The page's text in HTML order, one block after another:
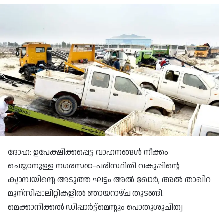
ദോഹ: ഉപേക്ഷിക്കപ്പെട്ട വാഹനങ്ങൾ നീക്കം
ചെയ്യാനുള്ള നഗരസഭാ-പരിസ്ഥിതി വകുപ്പിന്റെ
ക്യാമ്പയിന്റെ അടുത്ത ഘട്ടം അൽ ഖോർ, അൽ താഖിറ
മുന്സിപ്പാലിറ്റികളിൽ ഞായറാഴ്ച തുടങ്ങി.
മെക്കാനിക്കൽ ഡിപ്പാർട്ട്‌മെന്റും പൊതുശുചിത്വ